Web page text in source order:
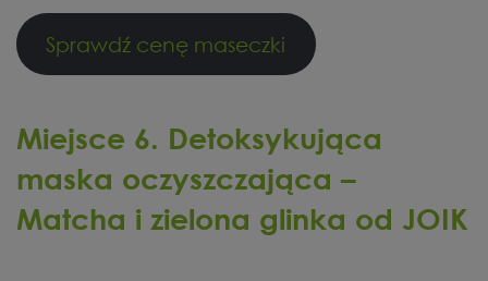
Sprawdź cenę maseczki
Miejsce 6. Detoksykująca
maska oczyszczająca –
Matcha i zielona glinka od JOIK